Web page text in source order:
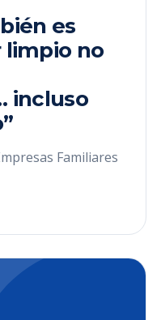
es
limpio no
incluso
Familiares